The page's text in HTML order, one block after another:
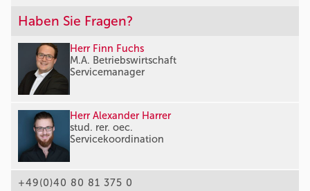
Haben Sie Fragen?
Herr Finn Fuchs
M.A. Betriebswirtschaft
Servicemanager
Herr Alexander Harrer
stud. rer. oec.
Servicekoordination
+49(0)40 80 81 375 0